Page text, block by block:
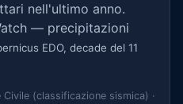
nell'ultimo anno.
— precipitazioni
EDO, decade del 11
(classificazione sismica) ·